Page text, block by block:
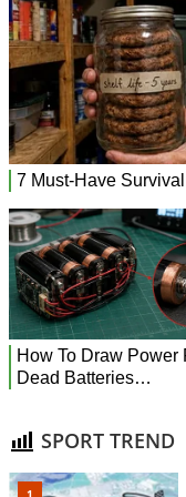
SPORT TREND